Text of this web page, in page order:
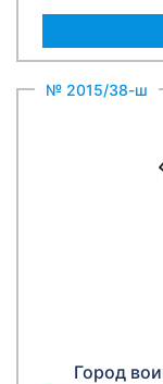
№ 2015/38-ш
Город